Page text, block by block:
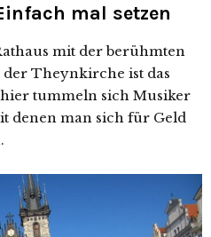
mal setzen
mit der berühmten
Theynkirche ist das
tummeln sich Musiker
denen man sich für Geld